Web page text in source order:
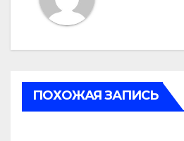
ПОХОЖАЯ ЗАПИСЬ